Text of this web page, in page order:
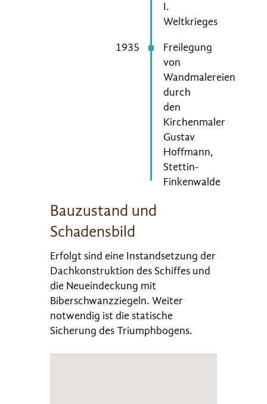
I.
Weltkrieges
1935
Freilegung
von
Wandmalereien
durch
den
Kirchenmaler
Gustav
Hoffmann,
Stettin-
Finkenwalde
Bauzustand und
Schadensbild
Erfolgt sind eine Instandsetzung der
Dachkonstruktion des Schiffes und
die Neueindeckung mit
Biberschwanzziegeln. Weiter
notwendig ist die statische
Sicherung des Triumphbogens.